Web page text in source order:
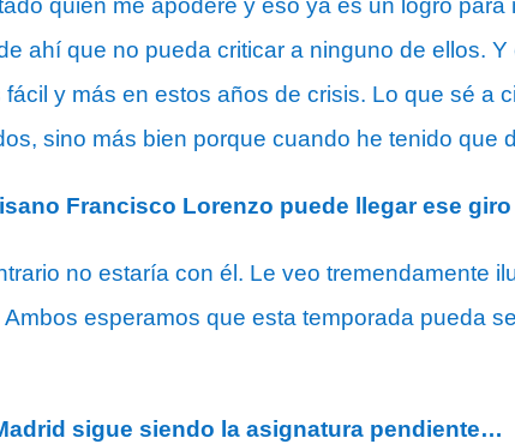
quien me apodere y eso ya es un logro
ahí que no pueda criticar a ninguno de ellos.
y más en estos años de crisis. Lo que sé a
sino más bien porque cuando he tenido que
Francisco Lorenzo puede llegar ese
no estaría con él. Le veo tremendamente
esperamos que esta temporada pueda
sigue siendo la asignatura pendiente…